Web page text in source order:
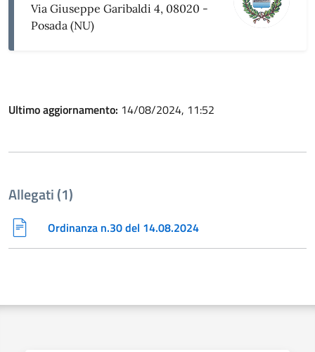
Via Giuseppe Garibaldi 4, 08020 -
Posada (NU)
Ultimo aggiornamento: 14/08/2024, 11:52
Allegati (1)
Ordinanza n.30 del 14.08.2024